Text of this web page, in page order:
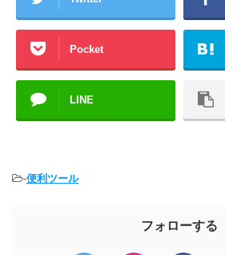
Pocket
LINE
-便利ツール
フォローする